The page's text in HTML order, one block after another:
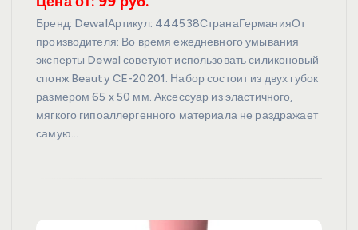
Бренд: DewalАртикул: 444538СтранаГерманияОт
производителя: Во время ежедневного умывания
эксперты Dewal советуют использовать силиконовый
спонж Beauty CE-20201. Набор состоит из двух губок
размером 65 x 50 мм. Аксессуар из эластичного,
мягкого гипоаллергенного материала не раздражает
самую…